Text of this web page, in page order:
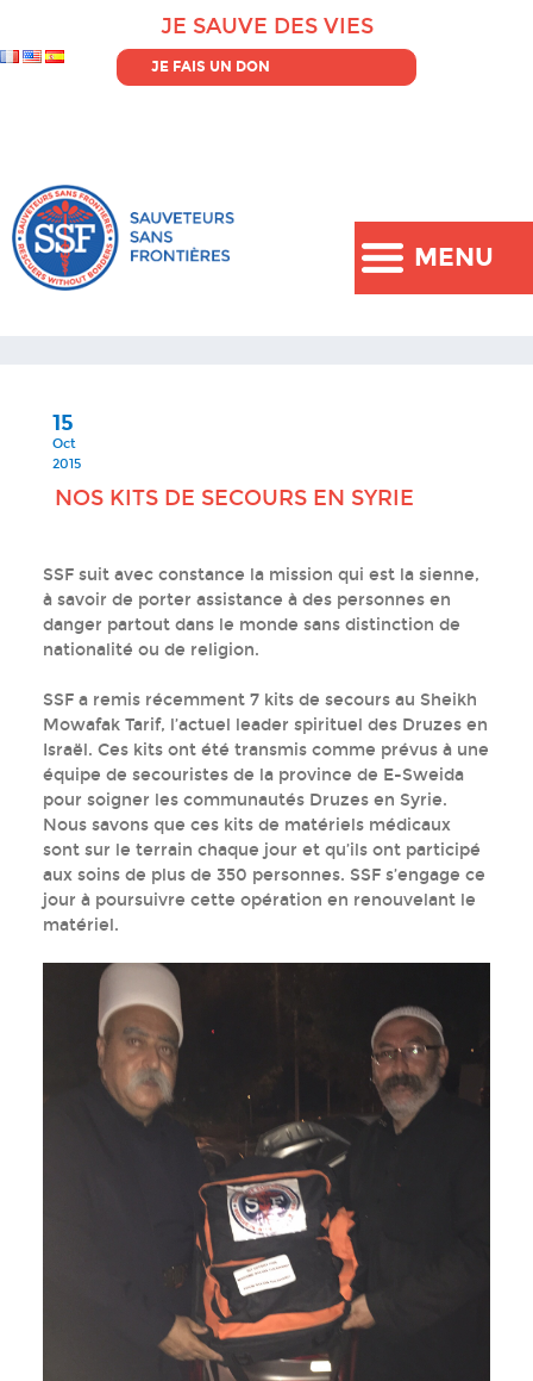
MENU
JE SAUVE DES VIES
JE FAIS UN DON
15
Oct
2015
NOS KITS DE SECOURS EN SYRIE
SSF suit avec constance la mission qui est la sienne,
à savoir de porter assistance à des personnes en
danger partout dans le monde sans distinction de
nationalité ou de religion.
SSF a remis récemment 7 kits de secours au Sheikh
Mowafak Tarif, l’actuel leader spirituel des Druzes en
Israël. Ces kits ont été transmis comme prévus à une
équipe de secouristes de la province de E-Sweida
pour soigner les communautés Druzes en Syrie.
Nous savons que ces kits de matériels médicaux
sont sur le terrain chaque jour et qu’ils ont participé
aux soins de plus de 350 personnes. SSF s’engage ce
jour à poursuivre cette opération en renouvelant le
matériel.